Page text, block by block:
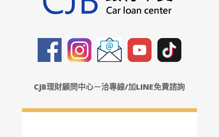
CJB理財顧問中心－洽專線/加LINE免費諮詢